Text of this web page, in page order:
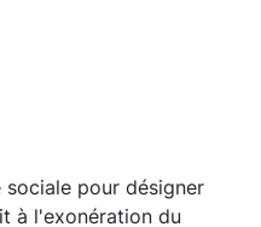
pour désigner
à l'exonération du